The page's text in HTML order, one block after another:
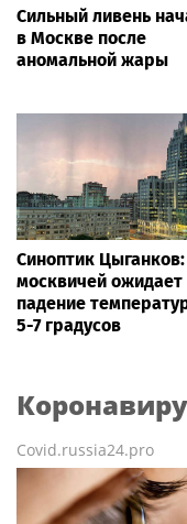
Сильный ливень
в Москве после
аномальной жары
Синоптик Цыганков:
москвичей ожидает
падение
5-7 градусов
Covid.russia24.pro